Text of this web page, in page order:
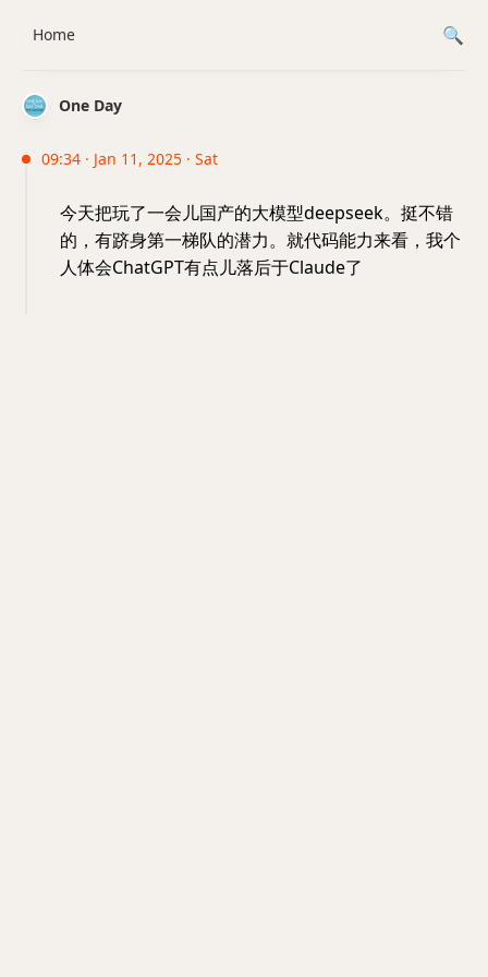
One Day
09:34 · Jan 11, 2025 · Sat
今天把玩了一会儿国产的大模型deepseek。挺不错
的，有跻身第一梯队的潜力。就代码能力来看，我个
人体会ChatGPT有点儿落后于Claude了
Home